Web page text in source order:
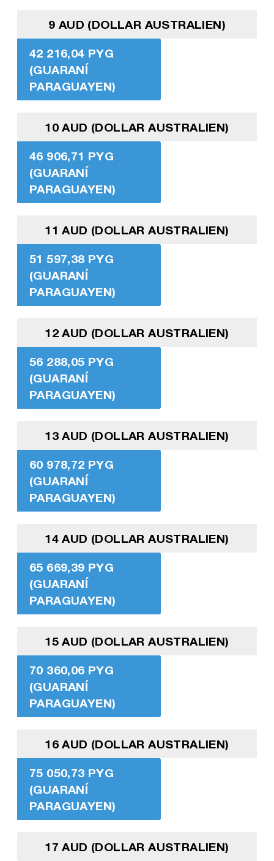
9 AUD (DOLLAR AUSTRALIEN)
42 216,04 PYG
(GUARANÍ
PARAGUAYEN)
10 AUD (DOLLAR AUSTRALIEN)
46 906,71 PYG
(GUARANÍ
PARAGUAYEN)
11 AUD (DOLLAR AUSTRALIEN)
51 597,38 PYG
(GUARANÍ
PARAGUAYEN)
12 AUD (DOLLAR AUSTRALIEN)
56 288,05 PYG
(GUARANÍ
PARAGUAYEN)
13 AUD (DOLLAR AUSTRALIEN)
60 978,72 PYG
(GUARANÍ
PARAGUAYEN)
14 AUD (DOLLAR AUSTRALIEN)
65 669,39 PYG
(GUARANÍ
PARAGUAYEN)
15 AUD (DOLLAR AUSTRALIEN)
70 360,06 PYG
(GUARANÍ
PARAGUAYEN)
16 AUD (DOLLAR AUSTRALIEN)
75 050,73 PYG
(GUARANÍ
PARAGUAYEN)
17 AUD (DOLLAR AUSTRALIEN)